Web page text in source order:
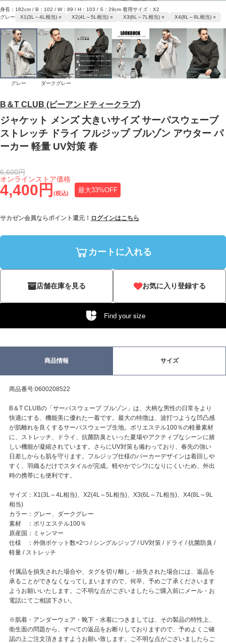
B＆T CLUB (ビーアンドティークラブ)
ジャケット メンズ 大きいサイズ サーパスウェーブ
ストレッチ ドライ フルジップ ブルゾン アウター パ
ーカー 軽量 UV対策 春
4,400円 (税込) 最大33%OFF
オンラインストア価格
6,600円
サカゼン会員ならポイント還元！ ログインはこちら
カートに入れる
店舗在庫を見る お気に入り登録する
Find your size
身長：182cm / B：102 / W：89 / H：103 / S：29cm 着用サイズ：X2
グレー
X1(3L～4L相当) ○ X2(4L～5L相当) ○ X3(6L～7L相当) ○ X4(8L～9L相当) ○
グレー ダークグレー
商品情報 サイズ
商品番号:0600208522
B＆T CLUBの「サーパスウェーブ ブルゾン」は、大柄な男性の日常をより
快適にする、機能美に優れた一着です。最大の特徴は、波打つような凹凸感
が肌離れを良くするサーパスウェーブ生地。ポリエステル100％の軽量素材
に、ストレッチ、ドライ、抗菌防臭といった夏場やアクティブなシーンに嬉
しい機能が凝縮されています。さらにUV対策も備わっており、春先の強い
日差しからも肌を守ります。フルジップ仕様のパーカーデザインは着回しや
すく、羽織るだけでスタイルが完成。軽やかでシワになりにくいため、外出
時の携帯にも便利です。
サイズ：X1(3L～4L相当)、X2(4L～5L相当)、X3(6L～7L相当)、X4(8L～9L
相当)
カラー：グレー、ダークグレー
素材 ：ポリエステル100％
原産国：ミャンマー
仕様 ：外側ポケット数×2つ / シングルジップ / UV対策 / ドライ / 抗菌防臭 /
軽量 / ストレッチ
付属品を損失された場合や、タグを切り離し・紛失された場合には、返品を
承ることができなくなってしまいますので、何卒、予めご了承くださいます
ようお願いいたします。ご不明な点がございましたらご購入前にメール・お
電話にてご相談下さい。
※肌着・アンダーウェア・靴下・水着につきましては、その製品の特性上、
衛生面の問題から、すべての返品をお断りしておりますので、予めよくご確
認の上ご注文頂きますようお願い致します。ご不明な点がございましたらご